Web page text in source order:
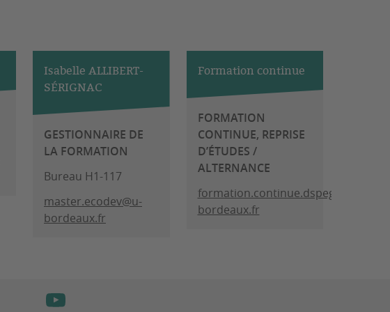
Isabelle ALLIBERT-
SÉRIGNAC
GESTIONNAIRE DE
LA FORMATION
Bureau H1-117
master.ecodev@u-
bordeaux.fr
Formation continue
FORMATION
CONTINUE, REPRISE
D’ÉTUDES /
ALTERNANCE
formation.continue.dspeg@u-
bordeaux.fr